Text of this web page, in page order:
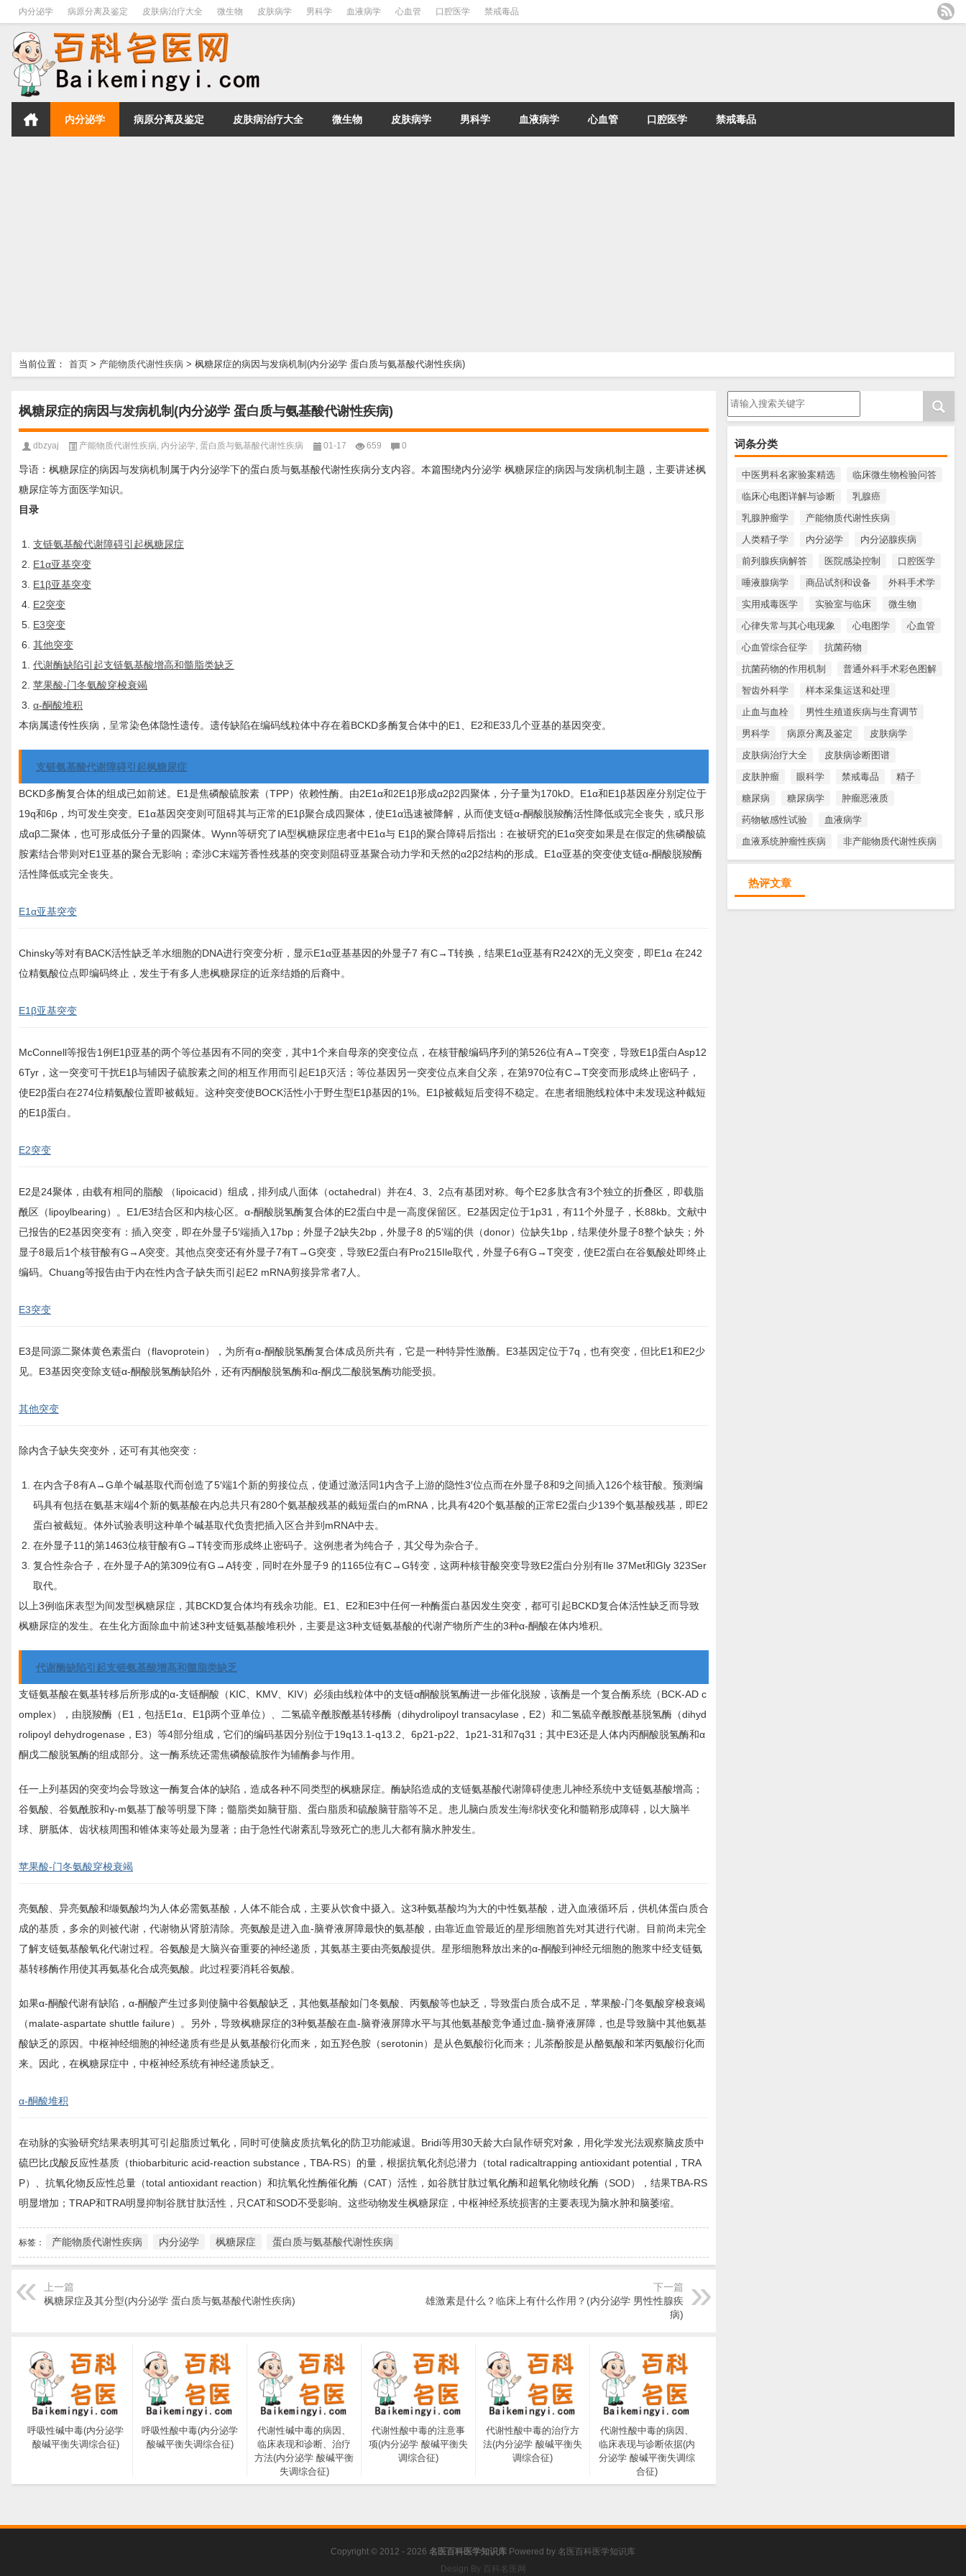
内分泌学 病原分离及鉴定 皮肤病治疗大全 微生物 皮肤病学 男科学 血液病学 心血管 口腔医学 禁戒毒品
内分泌学 病原分离及鉴定 皮肤病治疗大全 微生物 皮肤病学 男科学 血液病学 心血管 口腔医学 禁戒毒品
当前位置： 首页 > 产能物质代谢性疾病 > 枫糖尿症的病因与发病机制(内分泌学 蛋白质与氨基酸代谢性疾病)
词条分类
中医男科名家验案精选
临床微生物检验问答
临床心电图详解与诊断
乳腺癌
乳腺肿瘤学
产能物质代谢性疾病
人类精子学
内分泌学
内分泌腺疾病
前列腺疾病解答
医院感染控制
口腔医学
唾液腺病学
商品试剂和设备
外科手术学
实用戒毒医学
实验室与临床
微生物
心律失常与其心电现象
心电图学
心血管
心血管综合征学
抗菌药物
抗菌药物的作用机制
普通外科手术彩色图解
智齿外科学
样本采集运送和处理
止血与血栓
男性生殖道疾病与生育调节
男科学
病原分离及鉴定
皮肤病学
皮肤病治疗大全
皮肤病诊断图谱
皮肤肿瘤
眼科学 禁戒毒品
精子
糖尿病
糖尿病学
肿瘤恶液质
药物敏感性试验
血液病学
血液系统肿瘤性疾病
非产能物质代谢性疾病
热评文章
枫糖尿症的病因与发病机制(内分泌学 蛋白质与氨基酸代谢性疾病)
dbzyaj 产能物质代谢性疾病, 内分泌学, 蛋白质与氨基酸代谢性疾病 01-17 659 0
导语：枫糖尿症的病因与发病机制属于内分泌学下的蛋白质与氨基酸代谢性疾病分支内容。本篇围绕内分泌学 枫糖尿症的病因与发病机制主题，主要讲述枫
糖尿症等方面医学知识。
目录
支链氨基酸代谢障碍引起枫糖尿症
E1α亚基突变
E1β亚基突变
E2突变
E3突变
其他突变
代谢酶缺陷引起支链氨基酸增高和髓脂类缺乏
苹果酸-门冬氨酸穿梭衰竭
α-酮酸堆积
本病属遗传性疾病，呈常染色体隐性遗传。遗传缺陷在编码线粒体中存在着BCKD多酶复合体中的E1、E2和E33几个亚基的基因突变。
支链氨基酸代谢障碍引起枫糖尿症
BCKD多酶复合体的组成已如前述。E1是焦磷酸硫胺素（TPP）依赖性酶。由2E1α和2E1β形成α2β2四聚体，分子量为170kD。E1α和E1β基因座分别定位于
19q和6p，均可发生突变。E1α基因突变则可阻碍其与正常的E1β聚合成四聚体，使E1α迅速被降解，从而使支链α-酮酸脱羧酶活性降低或完全丧失，或只形
成αβ二聚体，也可形成低分子量的四聚体。Wynn等研究了ⅠA型枫糖尿症患者中E1α与 E1β的聚合障碍后指出：在被研究的E1α突变如果是在假定的焦磷酸硫
胺素结合带则对E1亚基的聚合无影响；牵涉C末端芳香性残基的突变则阻碍亚基聚合动力学和天然的α2β2结构的形成。E1α亚基的突变使支链α-酮酸脱羧酶
活性降低或完全丧失。
E1α亚基突变
Chinsky等对有BACK活性缺乏羊水细胞的DNA进行突变分析，显示E1α亚基基因的外显子7 有C→T转换，结果E1α亚基有R242X的无义突变，即E1α 在242
位精氨酸位点即编码终止，发生于有多人患枫糖尿症的近亲结婚的后裔中。
E1β亚基突变
McConnell等报告1例E1β亚基的两个等位基因有不同的突变，其中1个来自母亲的突变位点，在核苷酸编码序列的第526位有A→T突变，导致E1β蛋白Asp12
6Tyr，这一突变可干扰E1β与辅因子硫胺素之间的相互作用而引起E1β灭活；等位基因另一突变位点来自父亲，在第970位有C→T突变而形成终止密码子，
使E2β蛋白在274位精氨酸位置即被截短。这种突变使BOCK活性小于野生型E1β基因的1%。E1β被截短后变得不稳定。在患者细胞线粒体中未发现这种截短
的E1β蛋白。
E2突变
E2是24聚体，由载有相同的脂酸 （lipoicacid）组成，排列成八面体（octahedral）并在4、3、2点有基团对称。每个E2多肽含有3个独立的折叠区，即载脂
酰区（lipoylbearing）。E1/E3结合区和内核心区。α-酮酸脱氢酶复合体的E2蛋白中是一高度保留区。E2基因定位于1p31，有11个外显子，长88kb。文献中
已报告的E2基因突变有：插入突变，即在外显子5′端插入17bp；外显子2缺失2bp，外显子8 的5′端的供（donor）位缺失1bp，结果使外显子8整个缺失；外
显子8最后1个核苷酸有G→A突变。其他点突变还有外显子7有T→G突变，导致E2蛋白有Pro215Ile取代，外显子6有G→T突变，使E2蛋白在谷氨酸处即终止
编码。Chuang等报告由于内在性内含子缺失而引起E2 mRNA剪接异常者7人。
E3突变
E3是同源二聚体黄色素蛋白（flavoprotein），为所有α-酮酸脱氢酶复合体成员所共有，它是一种特异性激酶。E3基因定位于7q，也有突变，但比E1和E2少
见。E3基因突变除支链α-酮酸脱氢酶缺陷外，还有丙酮酸脱氢酶和α-酮戊二酸脱氢酶功能受损。
其他突变
除内含子缺失突变外，还可有其他突变：
在内含子8有A→G单个碱基取代而创造了5′端1个新的剪接位点，使通过激活同1内含子上游的隐性3′位点而在外显子8和9之间插入126个核苷酸。预测编
码具有包括在氨基末端4个新的氨基酸在内总共只有280个氨基酸残基的截短蛋白的mRNA，比具有420个氨基酸的正常E2蛋白少139个氨基酸残基，即E2
蛋白被截短。体外试验表明这种单个碱基取代负责把插入区合并到mRNA中去。
在外显子11的第1463位核苷酸有G→T转变而形成终止密码子。这例患者为纯合子，其父母为杂合子。
复合性杂合子，在外显子A的第309位有G→A转变，同时在外显子9 的1165位有C→G转变，这两种核苷酸突变导致E2蛋白分别有Ile 37Met和Gly 323Ser
取代。
以上3例临床表型为间发型枫糖尿症，其BCKD复合体均有残余功能。E1、E2和E3中任何一种酶蛋白基因发生突变，都可引起BCKD复合体活性缺乏而导致
枫糖尿症的发生。在生化方面除血中前述3种支链氨基酸堆积外，主要是这3种支链氨基酸的代谢产物所产生的3种α-酮酸在体内堆积。
代谢酶缺陷引起支链氨基酸增高和髓脂类缺乏
支链氨基酸在氨基转移后所形成的α-支链酮酸（KIC、KMV、KIV）必须由线粒体中的支链α酮酸脱氢酶进一步催化脱羧，该酶是一个复合酶系统（BCK-AD c
omplex），由脱羧酶（E1，包括E1α、E1β两个亚单位）、二氢硫辛酰胺酰基转移酶（dihydrolipoyl transacylase，E2）和二氢硫辛酰胺酰基脱氢酶（dihyd
rolipoyl dehydrogenase，E3）等4部分组成，它们的编码基因分别位于19q13.1-q13.2、6p21-p22、1p21-31和7q31；其中E3还是人体内丙酮酸脱氢酶和α
酮戊二酸脱氢酶的组成部分。这一酶系统还需焦磷酸硫胺作为辅酶参与作用。
任一上列基因的突变均会导致这一酶复合体的缺陷，造成各种不同类型的枫糖尿症。酶缺陷造成的支链氨基酸代谢障碍使患儿神经系统中支链氨基酸增高；
谷氨酸、谷氨酰胺和γ-m氨基丁酸等明显下降；髓脂类如脑苷脂、蛋白脂质和硫酸脑苷脂等不足。患儿脑白质发生海绵状变化和髓鞘形成障碍，以大脑半
球、胼胝体、齿状核周围和锥体束等处最为显著；由于急性代谢紊乱导致死亡的患儿大都有脑水肿发生。
苹果酸-门冬氨酸穿梭衰竭
亮氨酸、异亮氨酸和缬氨酸均为人体必需氨基酸，人体不能合成，主要从饮食中摄入。这3种氨基酸均为大的中性氨基酸，进入血液循环后，供机体蛋白质合
成的基质，多余的则被代谢，代谢物从肾脏清除。亮氨酸是进入血-脑脊液屏障最快的氨基酸，由靠近血管最近的星形细胞首先对其进行代谢。目前尚未完全
了解支链氨基酸氧化代谢过程。谷氨酸是大脑兴奋重要的神经递质，其氨基主要由亮氨酸提供。星形细胞释放出来的α-酮酸到神经元细胞的胞浆中经支链氨
基转移酶作用使其再氨基化合成亮氨酸。此过程要消耗谷氨酸。
如果α-酮酸代谢有缺陷，α-酮酸产生过多则使脑中谷氨酸缺乏，其他氨基酸如门冬氨酸、丙氨酸等也缺乏，导致蛋白质合成不足，苹果酸-门冬氨酸穿梭衰竭
（malate-aspartate shuttle failure）。另外，导致枫糖尿症的3种氨基酸在血-脑脊液屏障水平与其他氨基酸竞争通过血-脑脊液屏障，也是导致脑中其他氨基
酸缺乏的原因。中枢神经细胞的神经递质有些是从氨基酸衍化而来，如五羟色胺（serotonin）是从色氨酸衍化而来；儿茶酚胺是从酪氨酸和苯丙氨酸衍化而
来。因此，在枫糖尿症中，中枢神经系统有神经递质缺乏。
α-酮酸堆积
在动脉的实验研究结果表明其可引起脂质过氧化，同时可使脑皮质抗氧化的防卫功能减退。Bridi等用30天龄大白鼠作研究对象，用化学发光法观察脑皮质中
硫巴比戊酸反应性基质（thiobarbituric acid-reaction substance，TBA-RS）的量，根据抗氧化剂总潜力（total radicaltrapping antioxidant potential，TRA
P）、抗氧化物反应性总量（total antioxidant reaction）和抗氧化性酶催化酶（CAT）活性，如谷胱甘肽过氧化酶和超氧化物歧化酶（SOD），结果TBA-RS
明显增加；TRAP和TRA明显抑制谷胱甘肽活性，只CAT和SOD不受影响。这些动物发生枫糖尿症，中枢神经系统损害的主要表现为脑水肿和脑萎缩。
标签： 产能物质代谢性疾病 内分泌学 枫糖尿症 蛋白质与氨基酸代谢性疾病
上一篇
枫糖尿症及其分型(内分泌学 蛋白质与氨基酸代谢性疾病)
下一篇
雄激素是什么？临床上有什么作用？(内分泌学 男性性腺疾
病)
呼吸性碱中毒(内分泌学
酸碱平衡失调综合征)
呼吸性酸中毒(内分泌学
酸碱平衡失调综合征)
代谢性碱中毒的病因、
临床表现和诊断、治疗
方法(内分泌学 酸碱平衡
失调综合征)
代谢性酸中毒的注意事
项(内分泌学 酸碱平衡失
调综合征)
代谢性酸中毒的治疗方
法(内分泌学 酸碱平衡失
调综合征)
代谢性酸中毒的病因、
临床表现与诊断依据(内
分泌学 酸碱平衡失调综
合征)
Copyright © 2012 - 2026 名医百科医学知识库 Powered by 名医百科医学知识库
Design By 百科名医网